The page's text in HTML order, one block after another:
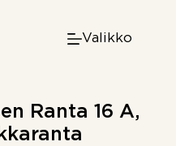
Valikko
Ranta 16 A,